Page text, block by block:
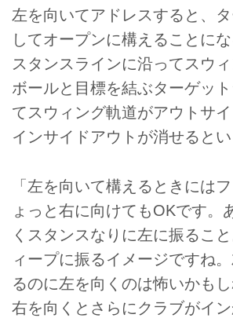
左を向いてアドレスすると、
してオープンに構えることに
スタンスラインに沿ってスウィ
ボールと目標を結ぶターゲッ
てスウィング軌道がアウトサ
インサイドアウトが消せるとい
「左を向いて構えるときには
ょっと右に向けてもOKです。
くスタンスなりに左に振るこ
ィープに振るイメージですね
るのに左を向くのは怖いかもし
右を向くとさらにクラブがイ